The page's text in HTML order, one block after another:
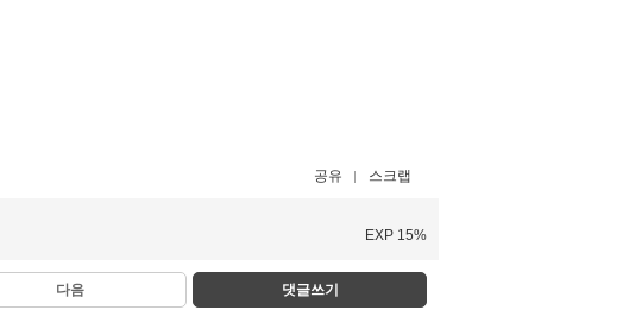
공유 스크랩
EXP 15%
다음 댓글쓰기